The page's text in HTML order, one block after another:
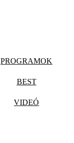
PROGRAMOK
BEST
VIDEÓ